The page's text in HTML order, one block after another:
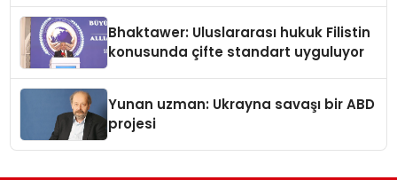
Bhaktawer: Uluslararası hukuk Filistin
konusunda çifte standart uyguluyor
Yunan uzman: Ukrayna savaşı bir ABD
projesi